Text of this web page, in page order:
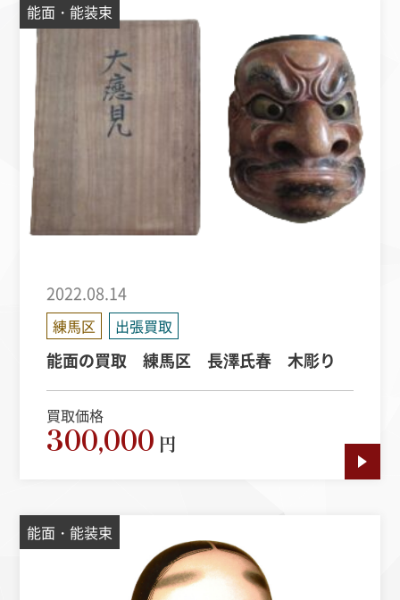
能面・能装束
2022.08.14
練馬区 出張買取
能面の買取 練馬区 長澤氏春 木彫り
買取価格
300,000 円
能面・能装束